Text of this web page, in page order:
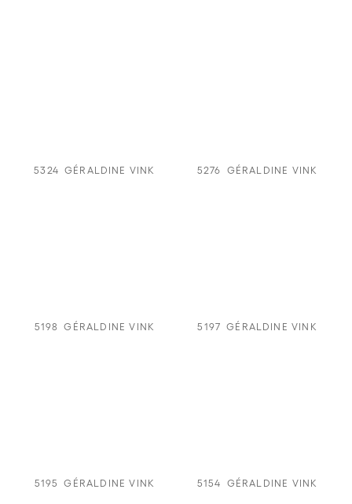
5324 GÉRALDINE VINK 5276 GÉRALDINE VINK
5198 GÉRALDINE VINK 5197 GÉRALDINE VINK
5195 GÉRALDINE VINK 5154 GÉRALDINE VINK